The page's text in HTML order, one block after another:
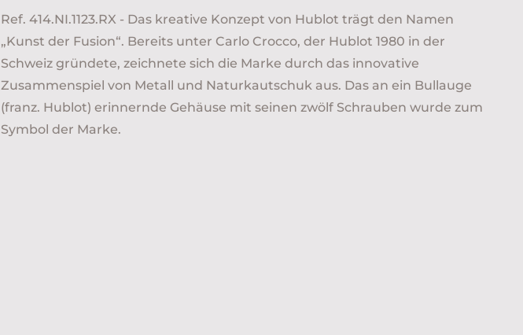
Ref. 414.NI.1123.RX - Das kreative Konzept von Hublot trägt den Namen
„Kunst der Fusion“. Bereits unter Carlo Crocco, der Hublot 1980 in der
Schweiz gründete, zeichnete sich die Marke durch das innovative
Zusammenspiel von Metall und Naturkautschuk aus. Das an ein Bullauge
(franz. Hublot) erinnernde Gehäuse mit seinen zwölf Schrauben wurde zum
Symbol der Marke.